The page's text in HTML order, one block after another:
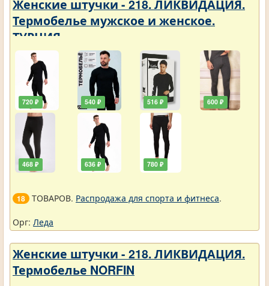
Женские штучки - 218. ЛИКВИДАЦИЯ.
Термобелье мужское и женское.
ТУРЦИЯ
720 ₽
468 ₽
540 ₽
636 ₽
516 ₽
780 ₽
600 ₽
18 ТОВАРОВ. Распродажа для спорта и фитнеса.
Орг: Леда
Женские штучки - 218. ЛИКВИДАЦИЯ.
Термобелье NORFIN